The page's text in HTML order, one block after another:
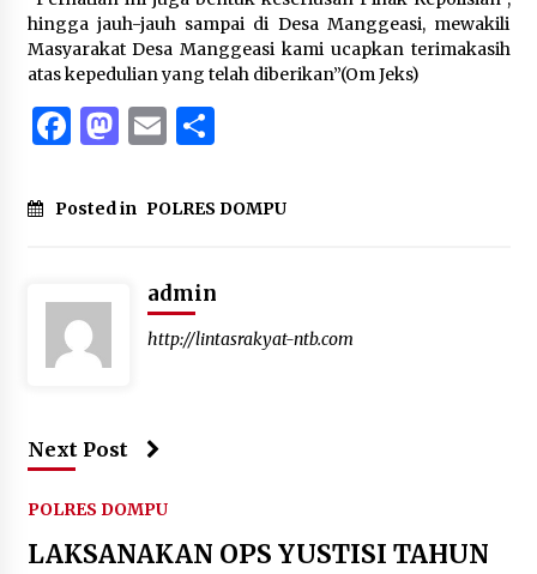
hingga jauh-jauh sampai di Desa Manggeasi, mewakili
Masyarakat Desa Manggeasi kami ucapkan terimakasih
atas kepedulian yang telah diberikan”(Om Jeks)
Facebook
Mastodon
EmailShare
Posted in POLRES DOMPU
admin
http://lintasrakyat-ntb.com
Next Post
POLRES DOMPU
LAKSANAKAN OPS YUSTISI TAHUN